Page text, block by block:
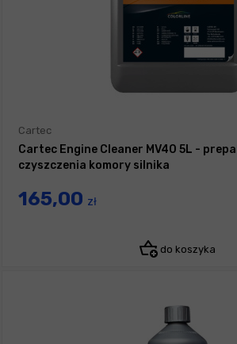
Cartec
Cartec Engine Cleaner MV40 5L -
czyszczenia komory silnika
165,00 zł
do koszyka